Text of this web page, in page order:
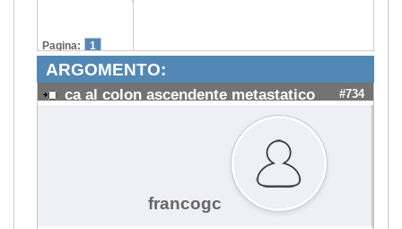
Pagina: 1
ARGOMENTO:
ca al colon ascendente metastatico #734
francogc